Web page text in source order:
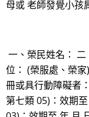
母或 老師發覺小孩
一、榮民姓名：
位： (榮服處、榮
冊或具行動障礙者
第七類 05)：效期